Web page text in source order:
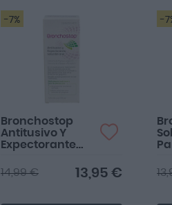
-7%
Bronchostop
Antitusivo Y
Expectorante
200ml
13,95 €
14,99 €
-